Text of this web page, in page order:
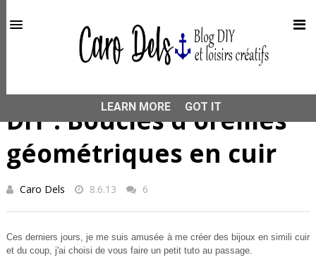
DIY : Boucles d'oreilles
géométriques en cuir
Caro Dels 8.6.13 6
Ces derniers jours, je me suis amusée à me créer des bijoux en simili cuir
et du coup, j'ai choisi de vous faire un petit tuto au passage.
This site uses cookies from Google to deliver its services
and to analyze traffic. Your IP address and user-agent are
shared with Google along with performance and security
metrics to ensure quality of service, generate usage
LEARN MORE
GOT IT